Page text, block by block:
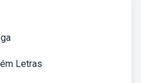
Letras